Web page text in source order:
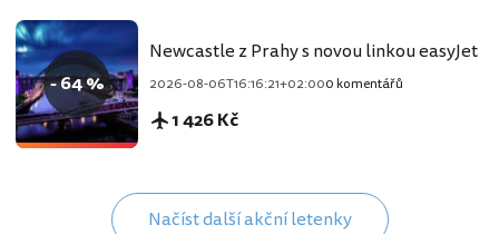
- 64 %
Newcastle z Prahy s novou linkou easyJet
2026-08-06T16:16:21+02:000 komentářů
1 426 Kč
Načíst další akční letenky